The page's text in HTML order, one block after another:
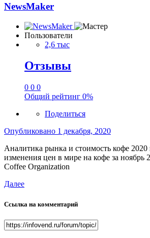
NewsMaker
Пользователи
2,6 тыс
Отзывы
0 0 0
Общий рейтинг 0%
Поделиться
Опубликовано 1 декабря, 2020
Аналитика рынка и стоимость кофе 2020
изменения цен в мире на кофе за ноябрь
Coffee Organization
Далее
Ссылка на комментарий